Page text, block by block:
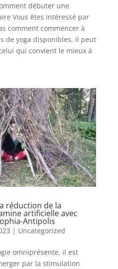
débuter une
Vous êtes intéressé par
comment commencer à
de yoga disponibles, il peut
qui convient le mieux à
réduction de la
artificielle avec
Antipolis
| Uncategorized
omniprésente, il est
par la stimulation